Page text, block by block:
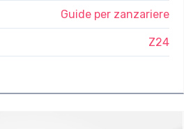
Guide per zanzariere
Z24